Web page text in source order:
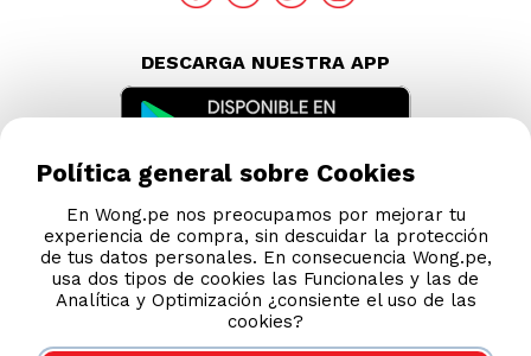
DESCARGA NUESTRA APP
Política general sobre Cookies
En Wong.pe nos preocupamos por mejorar tu
experiencia de compra, sin descuidar la protección
de tus datos personales. En consecuencia Wong.pe,
usa dos tipos de cookies las Funcionales y las de
Analítica y Optimización ¿consiente el uso de las
cookies?